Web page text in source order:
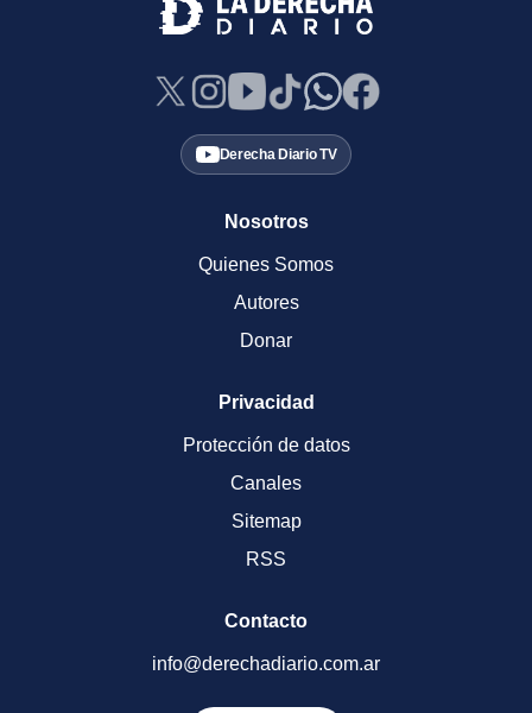
Derecha Diario TV
Nosotros
Quienes Somos
Autores
Donar
Privacidad
Protección de datos
Canales
Sitemap
RSS
Contacto
info@derechadiario.com.ar